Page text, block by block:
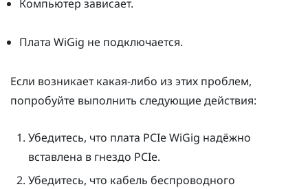
Компьютер зависает.
Плата WiGig не подключается.
Если возникает какая-либо из этих проблем,
попробуйте выполнить следующие действия:
Убедитесь, что плата PCIeWiGig надёжно
вставлена в гнездо PCIe.
Убедитесь, что кабель беспроводного